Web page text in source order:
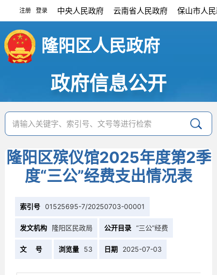
注册 登录 中央人民政府 云南省人民政府 保山市人
隆阳区人民政府
政府信息公开
隆阳区殡仪馆2025年度第2季
度“三公”经费支出情况表
索引号 01525695-7/20250703-00001
发文机构 隆阳区民政局 公开目录 “三公”经费
文 号 浏览量 53 日期 2025-07-03